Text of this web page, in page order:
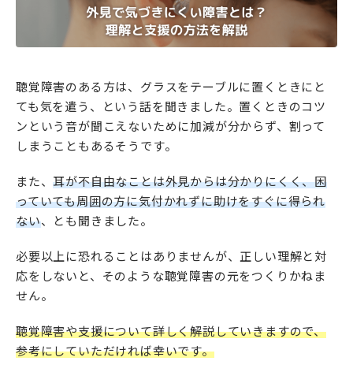
聴覚障害のある方は、グラスをテーブルに置くときにと
ても気を遣う、という話を聞きました。置くときのコツ
ンという音が聞こえないために加減が分からず、割って
しまうこともあるそうです。
また、耳が不自由なことは外見からは分かりにくく、困
っていても周囲の方に気付かれずに助けをすぐに得られ
ない、とも聞きました。
必要以上に恐れることはありませんが、正しい理解と対
応をしないと、そのような聴覚障害の元をつくりかねま
せん。
聴覚障害や支援について詳しく解説していきますので、
参考にしていただければ幸いです。